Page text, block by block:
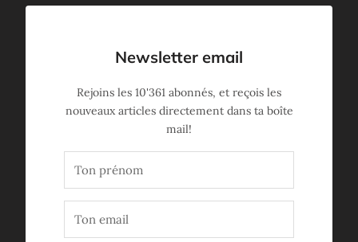
Newsletter email
Rejoins les 10'361 abonnés, et reçois les
nouveaux articles directement dans ta boîte
mail!